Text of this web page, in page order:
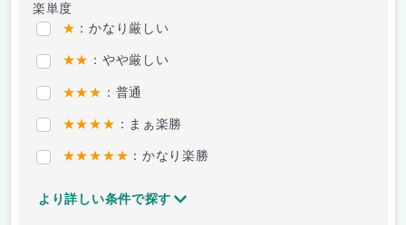
楽単度
★ ：かなり厳しい
★★ ：やや厳しい
★★★ ：普通
★★★★ ：まぁ楽勝
★★★★★ ：かなり楽勝
より詳しい条件で探す